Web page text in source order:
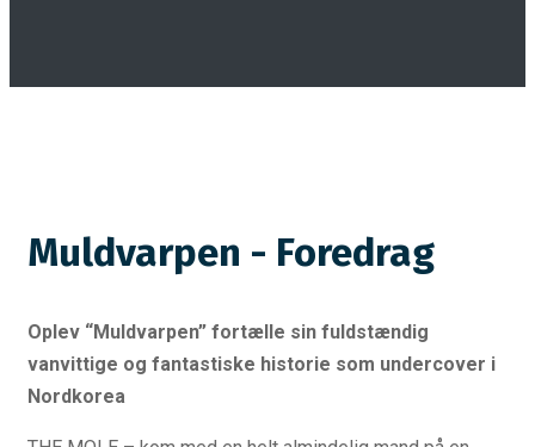
Muldvarpen - Foredrag
Oplev “Muldvarpen” fortælle sin fuldstændig
vanvittige og fantastiske historie som undercover i
Nordkorea